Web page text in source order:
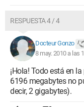
RESPUESTA 4 / 4
Docteur Gonzo
8 may. 2010 a las
¡Hola! Todo está en
6196 megabytes no
decir, 2 gigabytes).